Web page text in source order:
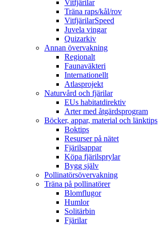
Vitfjärilar
Träna raps/kål/rov
VitfjärilarSpeed
Juvela vingar
Quizarkiv
Annan övervakning
Regionalt
Faunaväkteri
Internationellt
Atlasprojekt
Naturvård och fjärilar
EUs habitatdirektiv
Arter med åtgärdsprogram
Böcker, appar, material och länktips
Boktips
Resurser på nätet
Fjärilsappar
Köpa fjärilsprylar
Bygg själv
Pollinatörsövervakning
Träna på pollinatörer
Blomflugor
Humlor
Solitärbin
Fjärilar